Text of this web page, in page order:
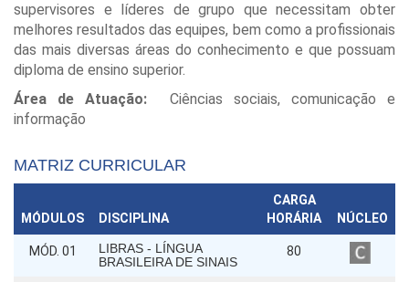
supervisores e líderes de grupo que necessitam obter
melhores resultados das equipes, bem como a profissionais
das mais diversas áreas do conhecimento e que possuam
diploma de ensino superior.
Área de Atuação: Ciências sociais, comunicação e
informação
MATRIZ CURRICULAR
MÓDULOS DISCIPLINA
CARGA
HORÁRIA
NÚCLEO
MÓD. 01
LIBRAS - LÍNGUA
BRASILEIRA DE SINAIS
80